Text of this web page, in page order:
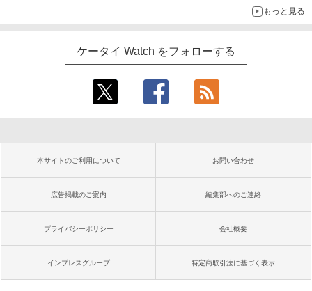
もっと見る
ケータイ Watch をフォローする
本サイトのご利用について お問い合わせ
広告掲載のご案内 編集部へのご連絡
プライバシーポリシー 会社概要
インプレスグループ 特定商取引法に基づく表示